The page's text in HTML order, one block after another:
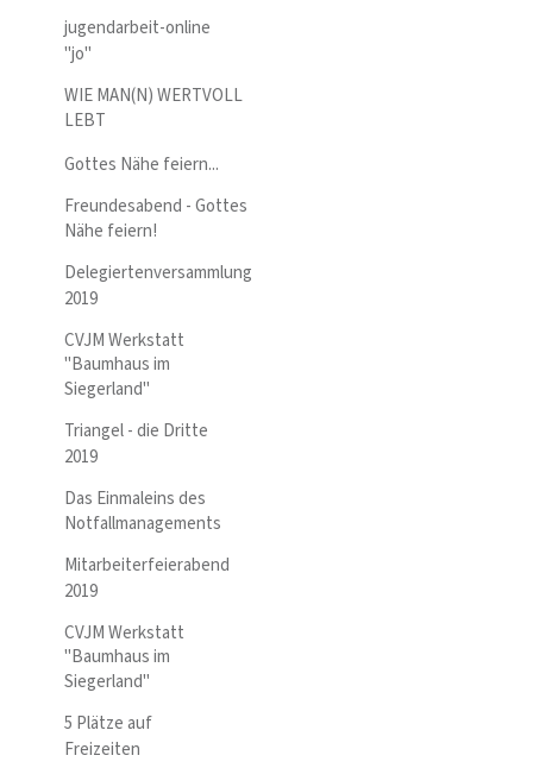
jugendarbeit-online
"jo"
WIE MAN(N) WERTVOLL
LEBT
Gottes Nähe feiern...
Freundesabend - Gottes
Nähe feiern!
Delegiertenversammlung
2019
CVJM Werkstatt
"Baumhaus im
Siegerland"
Triangel - die Dritte
2019
Das Einmaleins des
Notfallmanagements
Mitarbeiterfeierabend
2019
CVJM Werkstatt
"Baumhaus im
Siegerland"
5 Plätze auf
Freizeiten